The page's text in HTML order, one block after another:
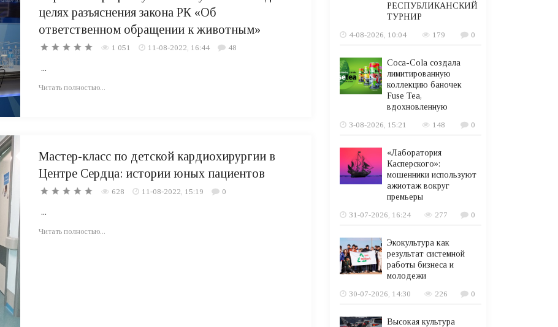
целях разъяснения закона РК «Об
ответственном обращении к животным»
1 051 11-08-2022, 16:44 48
...
Читать полностью...
Мастер-класс по детской кардиохирургии в
Центре Сердца: истории юных пациентов
628 11-08-2022, 15:19 0
...
Читать полностью...
РЕСПУБЛИКАНСКИЙ
ТУРНИР
4-08-2026, 10:04
179 0
Coca-Cola создала
лимитированную
коллекцию баночек
Fuse Tea,
вдохновленную
3-08-2026, 15:21
148 0
«Лаборатория
Касперского»:
мошенники используют
ажиотаж вокруг
премьеры
31-07-2026, 16:24
277 0
Экокультура как
результат системной
работы бизнеса и
молодежи
30-07-2026, 14:30
226 0
Высокая культура